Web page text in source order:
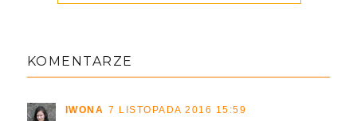
KOMENTARZE
IWONA 7 LISTOPADA 2016 15:59